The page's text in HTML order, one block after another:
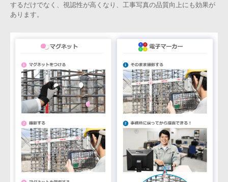
するだけでなく、視認性が高くなり、工事写真の品質向上にも効果が
あります。